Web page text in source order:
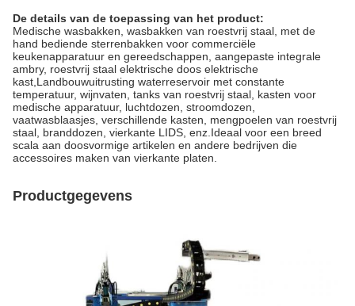
De details van de toepassing van het product:
Medische wasbakken, wasbakken van roestvrij staal, met de
hand bediende sterrenbakken voor commerciële
keukenapparatuur en gereedschappen, aangepaste integrale
ambry, roestvrij staal elektrische doos elektrische
kast,Landbouwuitrusting waterreservoir met constante
temperatuur, wijnvaten, tanks van roestvrij staal, kasten voor
medische apparatuur, luchtdozen, stroomdozen,
vaatwasblaasjes, verschillende kasten, mengpoelen van roestvrij
staal, branddozen, vierkante LIDS, enz.Ideaal voor een breed
scala aan doosvormige artikelen en andere bedrijven die
accessoires maken van vierkante platen.
Productgegevens